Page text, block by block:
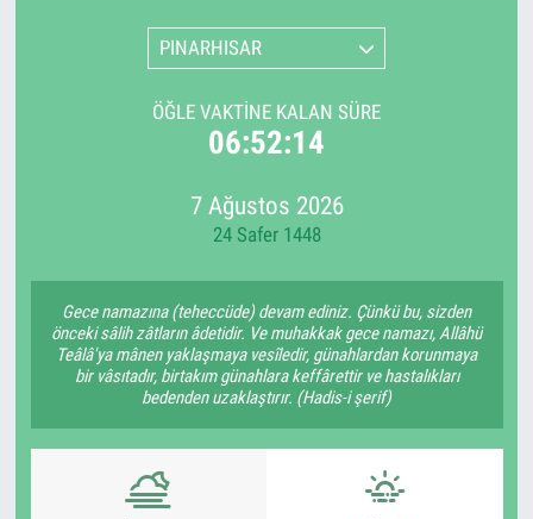
PINARHISAR
ÖĞLE VAKTINE KALAN SÜRE
06:52:14
7 Ağustos 2026
24 Safer 1448
Gece namazına (teheccüde) devam ediniz. Çünkü bu, sizden
önceki sâlih zâtların âdetidir. Ve muhakkak gece namazı, Allâhü
Teâlâ'ya mânen yaklaşmaya vesîledir, günahlardan korunmaya
bir vâsıtadır, birtakım günahlara keffârettir ve hastalıkları
bedenden uzaklaştırır. (Hadis-i şerif)